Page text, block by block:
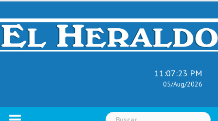
Skip
content
11:07:24 PM
05/Aug/2026
Buscar: